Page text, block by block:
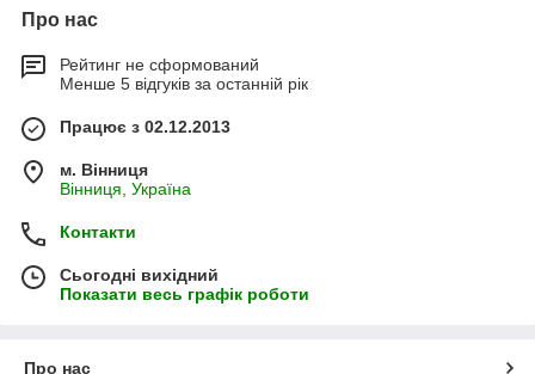
Про нас
Рейтинг не сформований
Менше 5 відгуків за останній рік
Працює з 02.12.2013
м. Вінниця
Вінниця, Україна
Контакти
Сьогодні вихідний
Показати весь графік роботи
Про нас